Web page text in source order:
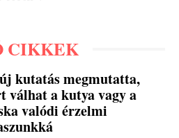
CIKKEK
kutatás megmutatta,
válhat a kutya vagy a
valódi érzelmi